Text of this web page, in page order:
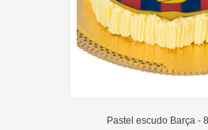
Pastel escudo Barça -